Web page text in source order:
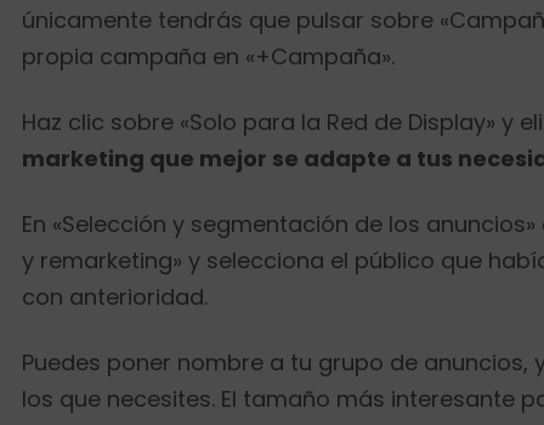
únicamente tendrás que pulsar sobre
propia campaña en «+Campaña».
Haz clic sobre «Solo para la Red de Display» y
marketing que mejor se adapte a tus
En «Selección y segmentación de los
y remarketing» y selecciona el público que
con anterioridad.
Puedes poner nombre a tu grupo de anuncios,
los que necesites. El tamaño más interesante